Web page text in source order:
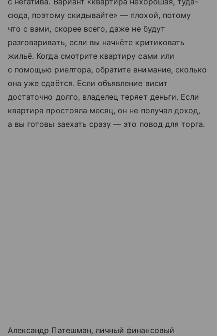
сюда, поэтому скидывайте» — плохой, потому
что с вами, скорее всего, даже не будут
разговаривать, если вы начнёте критиковать
жильё. Когда смотрите квартиру сами или
с помощью риелтора, обратите внимание, сколько
она уже сдаётся. Если объявление висит
достаточно долго, владелец теряет деньги. Если
квартира простояла месяц, он не получал доход,
а вы готовы заехать сразу — это повод для торга.
Александр Патешман, личный финансовый